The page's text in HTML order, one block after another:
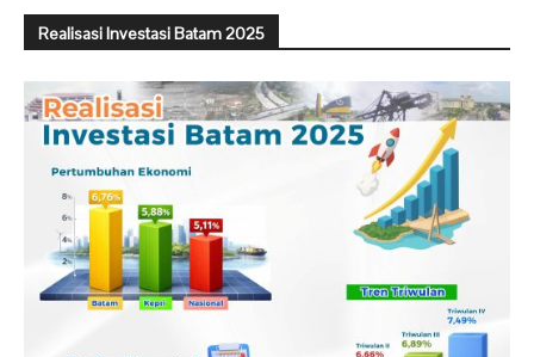
Realisasi Investasi Batam 2025